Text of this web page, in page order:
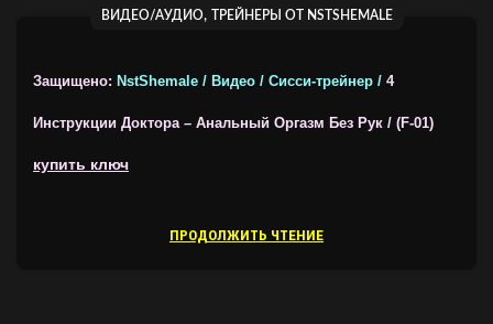
ВИДЕО/АУДИО, ТРЕЙНЕРЫ ОТ NSTSHEMALE
Защищено: NstShemale / Видео / Сисси-трейнер / 4
Инструкции Доктора – Анальный Оргазм Без Рук / (F-01)
купить ключ
ПРОДОЛЖИТЬ ЧТЕНИЕ